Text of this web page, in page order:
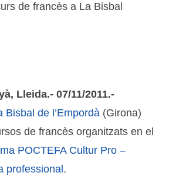
de francès a La Bisbal
Lleida.- 07/11/2011.-
Bisbal de l’Empordà (Girona)
de francès organitzats en el
POCTEFA Cultur Pro –
professional .